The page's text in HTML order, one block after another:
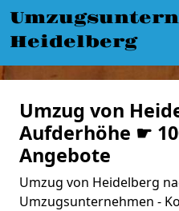
Heidelberg
Umzug von
Aufderhöhe ☛
Angebote
Umzug von Heidelberg
Umzugsunternehmen -